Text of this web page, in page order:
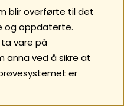
blir overførte til det
og oppdaterte.
vare på
anna ved å sikre at
er